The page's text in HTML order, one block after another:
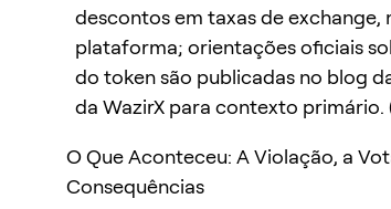
descontos em taxas de
plataforma; orientações oficiais
do token são publicadas no blog
da WazirX para contexto primário.
O Que Aconteceu: A Violação, a
Consequências